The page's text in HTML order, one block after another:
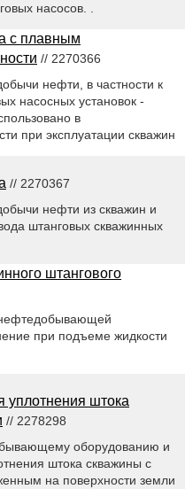
насосов. .
с плавным
// 2270366
нефти, в частности к
насосных установок -
в
при эксплуатации скважин
// 2270367
нефти из скважин и
штанговых скважинных
штангового
нефтедобывающей
при подъеме жидкости
уплотнения штока
// 2278298
оборудованию и
штока скважины с
на поверхности земли